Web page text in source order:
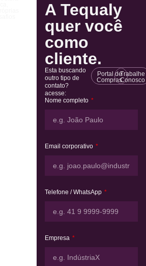
A Tequaly
quer você
como
cliente.
Esta buscando
outro tipo de
contato?
acesse:
Portal de
Compras
Trabalhe
Conosco
Nome completo
Email corporativo
Telefone / WhatsApp
Empresa